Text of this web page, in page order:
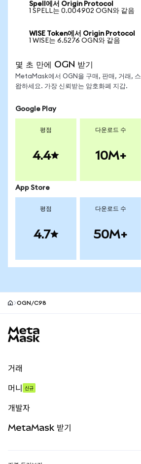
Spell에서 Origin Protocol
1 SPELL는 0.004902 OGN와 같음
WISE Token에서 Origin Protocol
1 WISE는 6.5276 OGN와 같음
몇 초 만에 OGN 받기
MetaMask에서 OGN을 구매, 판매, 거래, 스
왑하세요. 가장 신뢰받는 암호화폐 지갑.
Google Play
평점
4.4
다운로드 수
10M+
App Store
평점
4.7
다운로드 수
50M+
OGN/C98
거래
무기한 선물
실물자산
머니 신규
개발자
MetaMask 받기